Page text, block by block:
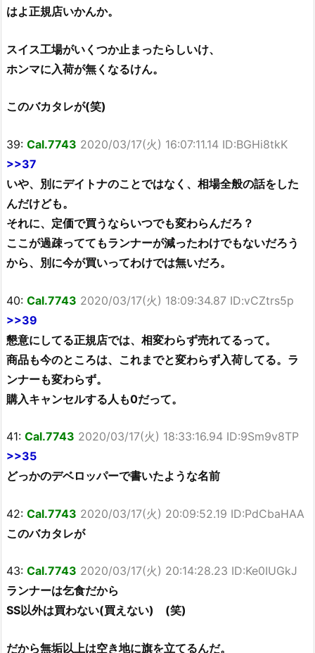
はよ正規店いかんか。
スイス工場がいくつか止まったらしいけ、
ホンマに入荷が無くなるけん。
このバカタレが(笑)
39: Cal.7743 2020/03/17(火) 16:07:11.14 ID:BGHi8tkK
>>37
いや、別にデイトナのことではなく、相場全般の話をした
んだけども。
それに、定価で買うならいつでも変わらんだろ？
ここが過疎っててもランナーが減ったわけでもないだろう
から、別に今が買いってわけでは無いだろ。
40: Cal.7743 2020/03/17(火) 18:09:34.87 ID:vCZtrs5p
>>39
懇意にしてる正規店では、相変わらず売れてるって。
商品も今のところは、これまでと変わらず入荷してる。ラ
ンナーも変わらず。
購入キャンセルする人も0だって。
41: Cal.7743 2020/03/17(火) 18:33:16.94 ID:9Sm9v8TP
>>35
どっかのデベロッパーで書いたような名前
42: Cal.7743 2020/03/17(火) 20:09:52.19 ID:PdCbaHAA
このバカタレが
43: Cal.7743 2020/03/17(火) 20:14:28.23 ID:Ke0IUGkJ
ランナーは乞食だから
SS以外は買わない(買えない) (笑)
だから無垢以上は空き地に旗を立てるんだ。